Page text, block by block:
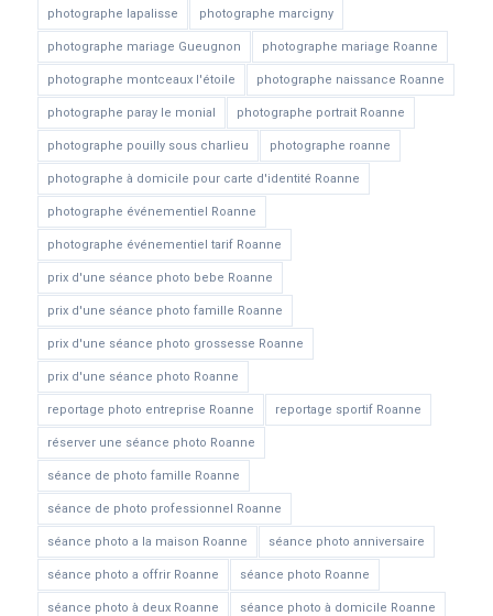
photographe lapalisse photographe marcigny
photographe mariage Gueugnon photographe mariage Roanne
photographe montceaux l'étoile photographe naissance Roanne
photographe paray le monial photographe portrait Roanne
photographe pouilly sous charlieu photographe roanne
photographe à domicile pour carte d'identité Roanne
photographe événementiel Roanne
photographe événementiel tarif Roanne
prix d'une séance photo bebe Roanne
prix d'une séance photo famille Roanne
prix d'une séance photo grossesse Roanne
prix d'une séance photo Roanne
reportage photo entreprise Roanne reportage sportif Roanne
réserver une séance photo Roanne
séance de photo famille Roanne
séance de photo professionnel Roanne
séance photo a la maison Roanne séance photo anniversaire
séance photo a offrir Roanne séance photo Roanne
séance photo à deux Roanne séance photo à domicile Roanne